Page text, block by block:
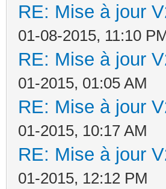
RE: Mise à jour
01-08-2015, 11:10
RE: Mise à jour
01-2015, 01:05 AM
RE: Mise à jour
01-2015, 10:17 AM
RE: Mise à jour
01-2015, 12:12 PM